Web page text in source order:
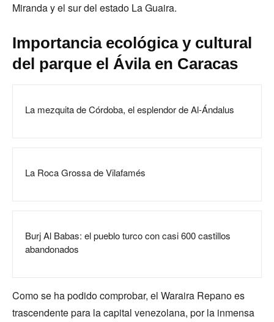
Miranda y el sur del estado La Guaira.
Importancia ecológica y cultural
del parque el Ávila en Caracas
La mezquita de Córdoba, el esplendor de Al-Ándalus
La Roca Grossa de Vilafamés
Burj Al Babas: el pueblo turco con casi 600 castillos
abandonados
Como se ha podido comprobar, el Waraira Repano es
trascendente para la capital venezolana, por la inmensa